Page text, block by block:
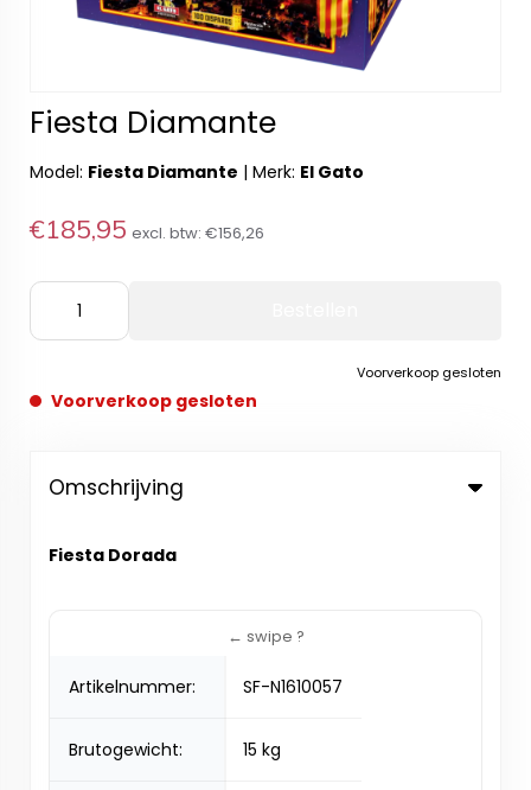
Fiesta Diamante
Model: Fiesta Diamante | Merk: El Gato
€185,95 excl. btw: €156,26
Voorverkoop gesloten
Voorverkoop gesloten
Omschrijving
Fiesta Dorada
Artikelnummer: SF-N1610057
Brutogewicht: 15 kg